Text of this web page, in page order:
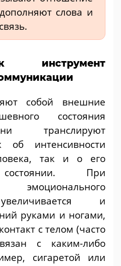
слова и
собой внешние
состояния
транслируют
интенсивности
так и о его
При
и
руками и ногами,
с телом (часто
с каким-либо
сигаретой или